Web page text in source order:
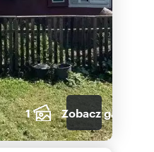
1 Zobacz galerię